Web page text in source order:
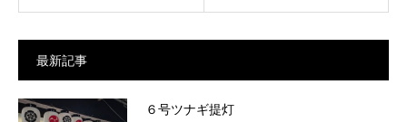
最新記事
６号ツナギ提灯